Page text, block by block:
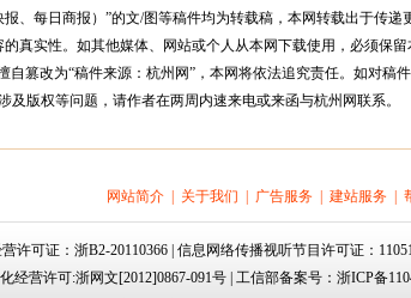
、每日商报）”的文/图等稿件均为转载稿，本网转载出于传递
真实性。如其他媒体、网站或个人从本网下载使用，必须保留
自篡改为“稿件来源：杭州网”，本网将依法追究责任。如对稿
版权等问题，请作者在两周内速来电或来函与杭州网联系。
网站简介 关于我们 广告服务 建站服务
许可证： 浙B2-20110366 | 信息网络传播视听节目许可证：
经营许可:浙网文[2012]0867-091号| 工信部备案号：浙ICP备